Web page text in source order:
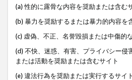
(a) 性的に露骨な内容を奨励または含む
(b) 暴力を奨励するまたは暴力的内容
(c) 虚偽、不正、名誉毀損または中傷的
(d) 不快、迷惑、有害、プライバシー
または活動を奨励または含むサイト
(e) 違法行為を奨励または実行するサイト